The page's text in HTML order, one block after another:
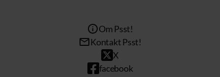
Om Psst!
Kontakt Psst!
X
facebook